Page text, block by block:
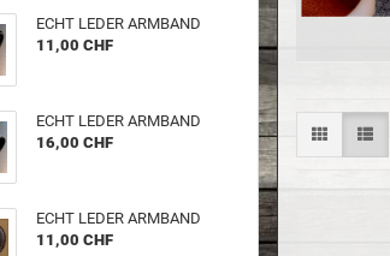
ECHT LEDER ARM­BAND
11,00 CHF
ECHT LEDER ARM­BAND
16,00 CHF
ECHT LEDER ARM­BAND
11,00 CHF